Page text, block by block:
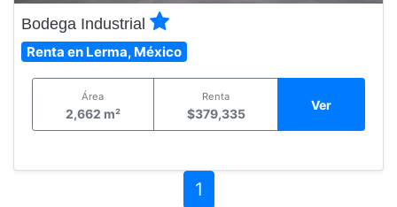
Bodega Industrial
Renta en Lerma, México
Área
2,662 m²
Renta
$379,335
Ver
1